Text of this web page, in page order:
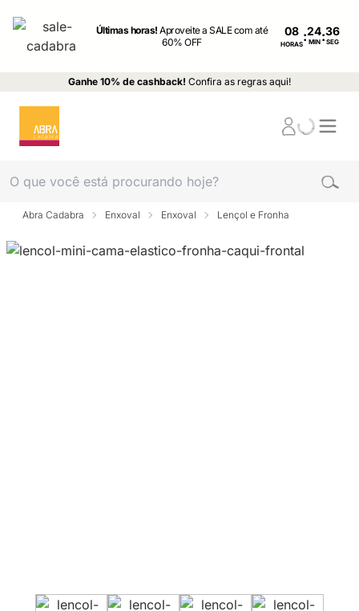
Últimas horas!Aproveite a SALE com até
60% OFF
08
HORAS: MIN : SEG
Ganhe 10% de cashback! Confira as regras aqui!
Abra Cadabra Enxoval Enxoval Lençol e Fronha